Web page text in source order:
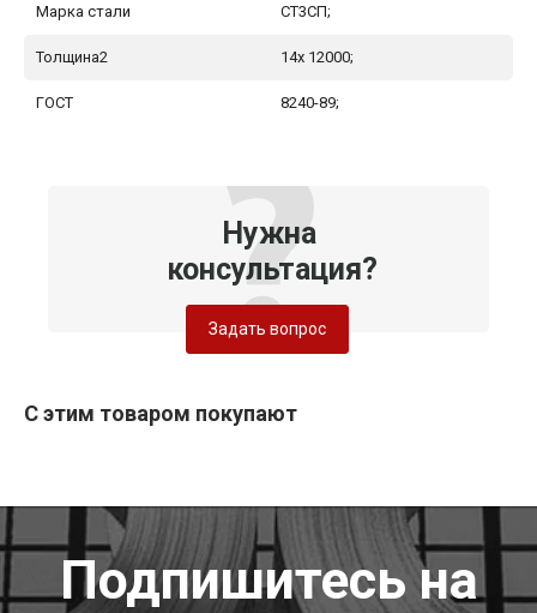
Марка стали СТ3СП;
Толщина2 14x 12000;
ГОСТ 8240-89;
Нужна
консультация?
Задать вопрос
С этим товаром покупают
Подпишитесь на